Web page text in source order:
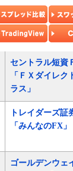
セントラル短資
「ＦＸダイレク
ラス」
トレイダーズ証
「みんなのFX」
ゴールデンウェ